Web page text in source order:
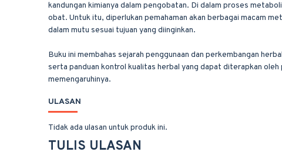
kandungan kimianya dalam pengobatan. Di dalam proses
obat. Untuk itu, diperlukan pemahaman akan berbagai macam
dalam mutu sesuai tujuan yang diinginkan.
Buku ini membahas sejarah penggunaan dan perkembangan
serta panduan kontrol kualitas herbal yang dapat diterapkan
memengaruhinya.
ULASAN
Tidak ada ulasan untuk produk ini.
TULIS ULASAN